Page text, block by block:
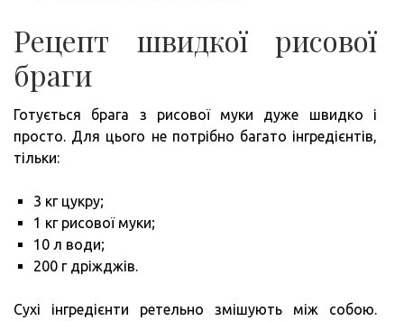
Рецепт швидкої рисової
браги
Готується брага з рисової муки дуже швидко і
просто. Для цього не потрібно багато інгредієнтів,
тільки:
3 кг цукру;
1 кг рисової муки;
10 л води;
200 г дріжджів.
Сухі інгредієнти ретельно змішують між собою.